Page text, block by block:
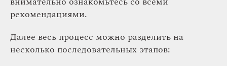
рекомендациями.
Далее весь процесс можно разделить на
несколько последовательных этапов: